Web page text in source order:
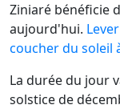
Ziniaré bénéficie
aujourd'hui.
coucher du soleil
La durée du jour
solstice de